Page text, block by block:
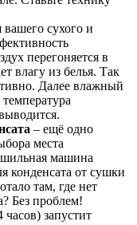
вашего сухого и
перегоняется в
влагу из белья. Так
Далее влажный
– ещё одно
места
машина
конденсата от сушки
там, где нет
Без проблем!
часов) запустит